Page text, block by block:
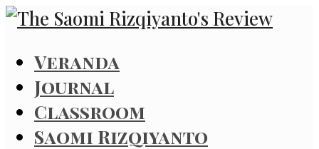
Veranda
Journal
Classroom
Saomi Rizqiyanto